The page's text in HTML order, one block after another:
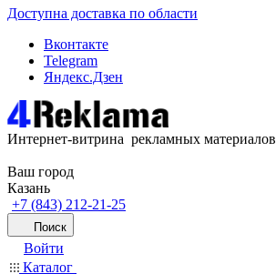
Доступна доставка по области
Вконтакте
Telegram
Яндекс.Дзен
Интернет-витрина рекламных материалов
Ваш город
Казань
+7 (843) 212-21-25
Поиск
Войти
Каталог